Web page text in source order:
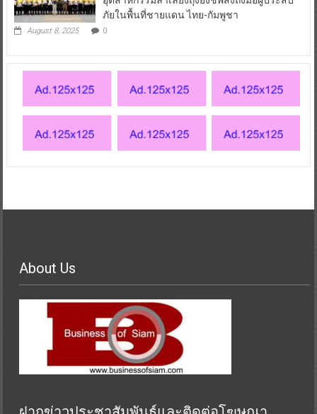
ภัยในพื้นที่ชายแดน ไทย-กัมพูชา
August 8, 2025 0
About Us